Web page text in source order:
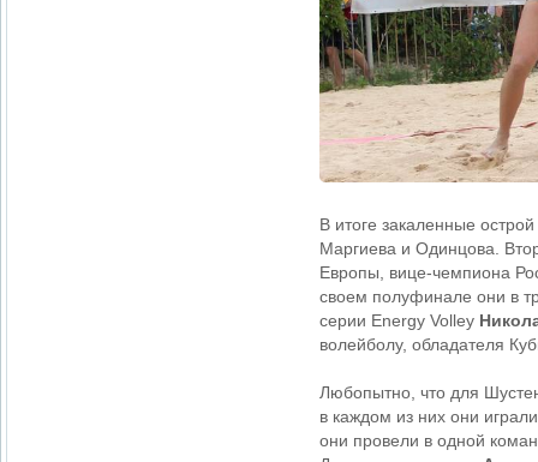
В итоге закаленные
Маргиева и Одинцова.
Европы, вице-чемпиона
своем полуфинале они в
серии Energy Volley
волейболу, обладателя
Любопытно, что для
в каждом из них они
они провели в одной